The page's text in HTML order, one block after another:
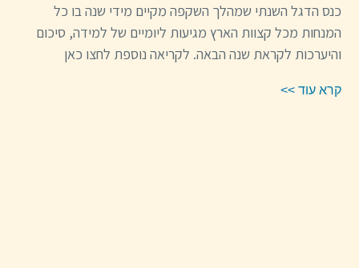
כנס הדגל השנתי שמהלך השקפה מקיים מידי שנה בו כל
המנחות מכל קצוות הארץ מגיעות ליומיים של למידה, סיכום
והיערכות לקראת שנה הבאה. לקריאה נוספת לחצו כאן
קרא עוד >>